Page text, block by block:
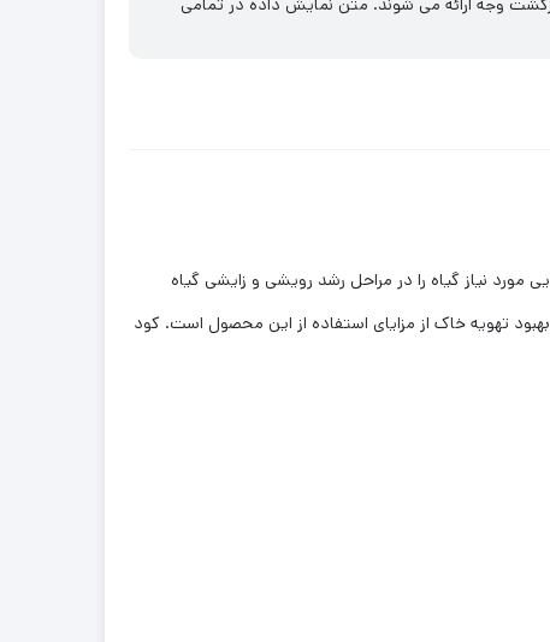
مورد نیاز گیاه را در مراحل رشد رویشی و زایشی گیاه
تهویه خاک از مزایای استفاده از این محصول است. کود